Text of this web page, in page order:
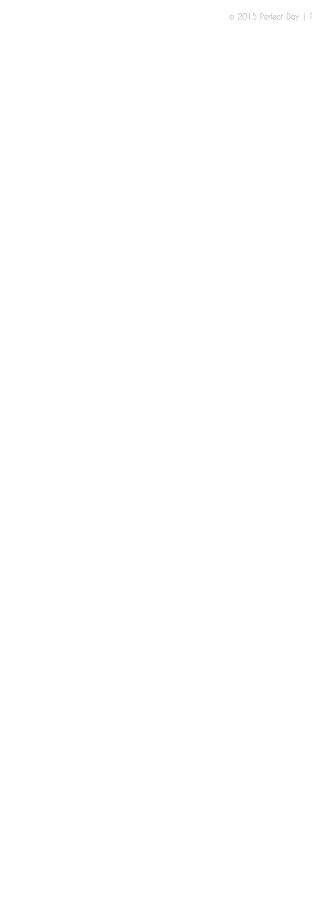
© 2015 Perfect Day |